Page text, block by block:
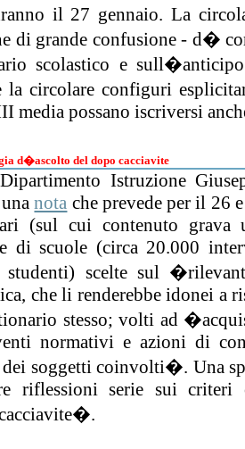
il 27 gennaio. La
di grande confusione - d�
scolastico e
la circolare configuri
media possano iscriversi
d�ascolto del dopo cacciavite
Istruzione
unanota che prevede per il 26
(sul cui contenuto
di scuole (circa 20.000
studenti) scelte sul
che li renderebbe idonei a
stesso; volti ad
normativi e azioni di
dei soggetti coinvolti�. Una
riflessioni serie sui